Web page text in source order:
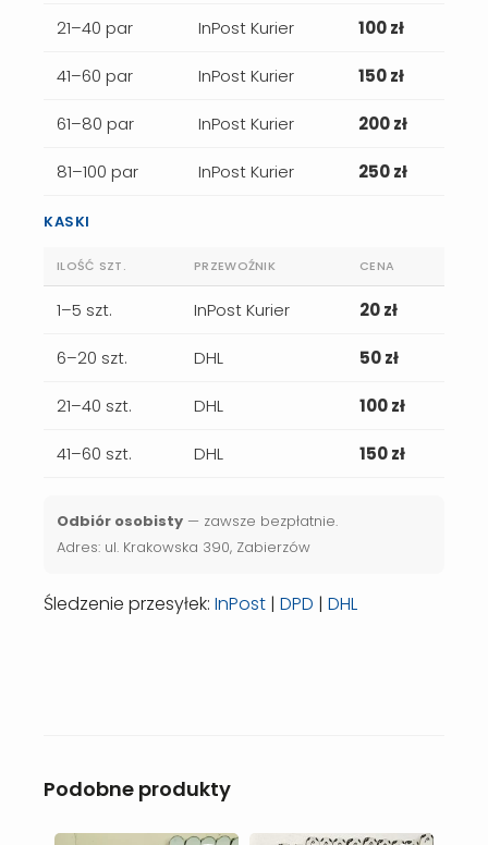
21–40 par InPost Kurier 100 zł
41–60 par InPost Kurier 150 zł
61–80 par InPost Kurier 200 zł
81–100 par InPost Kurier 250 zł
KASKI
ILOŚĆ SZT. PRZEWOŹNIK CENA
1–5 szt. InPost Kurier 20 zł
6–20 szt. DHL 50 zł
21–40 szt. DHL 100 zł
41–60 szt. DHL 150 zł
Odbiór osobisty — zawsze bezpłatnie.
Adres: ul. Krakowska 390, Zabierzów
Śledzenie przesyłek: InPost | DPD | DHL
Podobne produkty